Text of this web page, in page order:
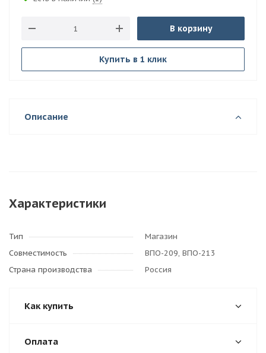
В корзину
Купить в 1 клик
Описание
Характеристики
Тип
Магазин
Совместимость
ВПО-209, ВПО-213
Страна производства
Россия
Как купить
Оплата